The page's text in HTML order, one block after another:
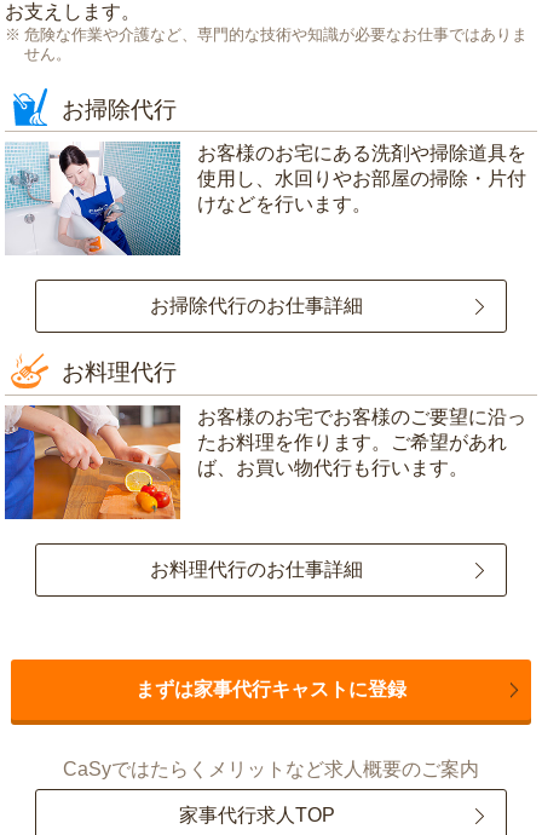
お支えします。
危険な作業や介護など、専門的な技術や知識が必要なお仕事ではありま
せん。
お掃除代行
お客様のお宅にある洗剤や掃除道具を
使用し、水回りやお部屋の掃除・片付
けなどを行います。
お掃除代行のお仕事詳細
お料理代行
お客様のお宅でお客様のご要望に沿っ
たお料理を作ります。ご希望があれ
ば、お買い物代行も行います。
お料理代行のお仕事詳細
まずは家事代行キャストに登録
CaSyではたらくメリットなど求人概要のご案内
家事代行求人TOP